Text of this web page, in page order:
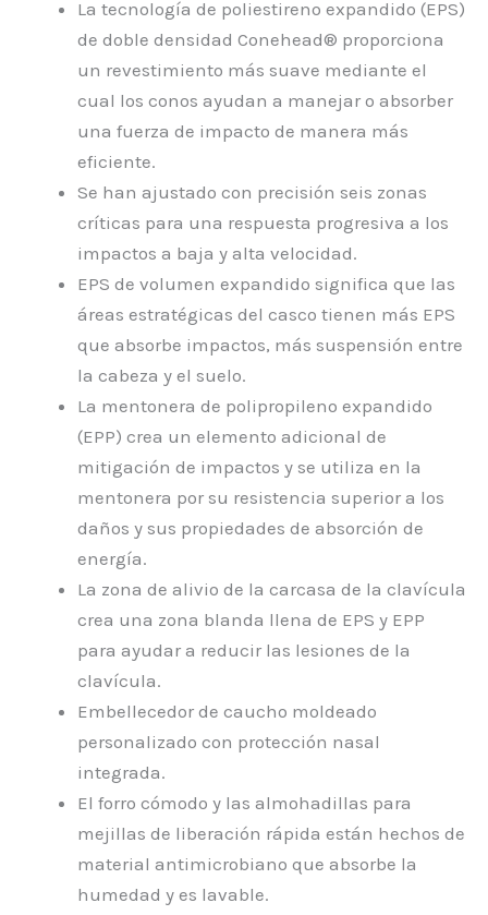
La tecnología de poliestireno expandido (EPS)
de doble densidad Conehead® proporciona
un revestimiento más suave mediante el
cual los conos ayudan a manejar o absorber
una fuerza de impacto de manera más
eficiente.
Se han ajustado con precisión seis zonas
críticas para una respuesta progresiva a los
impactos a baja y alta velocidad.
EPS de volumen expandido significa que las
áreas estratégicas del casco tienen más EPS
que absorbe impactos, más suspensión entre
la cabeza y el suelo.
La mentonera de polipropileno expandido
(EPP) crea un elemento adicional de
mitigación de impactos y se utiliza en la
mentonera por su resistencia superior a los
daños y sus propiedades de absorción de
energía.
La zona de alivio de la carcasa de la clavícula
crea una zona blanda llena de EPS y EPP
para ayudar a reducir las lesiones de la
clavícula.
Embellecedor de caucho moldeado
personalizado con protección nasal
integrada.
El forro cómodo y las almohadillas para
mejillas de liberación rápida están hechos de
material antimicrobiano que absorbe la
humedad y es lavable.